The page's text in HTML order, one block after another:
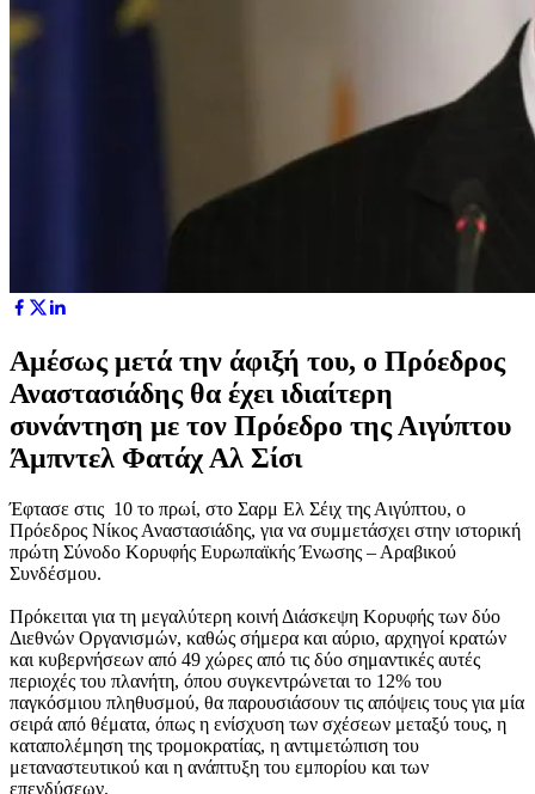
Αμέσως μετά την άφιξή του, ο Πρόεδρος
Αναστασιάδης θα έχει ιδιαίτερη
συνάντηση με τον Πρόεδρο της Αιγύπτου
Άμπντελ Φατάχ Αλ Σίσι
Έφτασε στις 10 το πρωί, στο Σαρμ Ελ Σέιχ της Αιγύπτου, ο
Πρόεδρος Νίκος Αναστασιάδης, για να συμμετάσχει στην ιστορική
πρώτη Σύνοδο Κορυφής Ευρωπαϊκής Ένωσης – Αραβικού
Συνδέσμου.
Πρόκειται για τη μεγαλύτερη κοινή Διάσκεψη Κορυφής των δύο
Διεθνών Οργανισμών, καθώς σήμερα και αύριο, αρχηγοί κρατών
και κυβερνήσεων από 49 χώρες από τις δύο σημαντικές αυτές
περιοχές του πλανήτη, όπου συγκεντρώνεται το 12% του
παγκόσμιου πληθυσμού, θα παρουσιάσουν τις απόψεις τους για μία
σειρά από θέματα, όπως η ενίσχυση των σχέσεων μεταξύ τους, η
καταπολέμηση της τρομοκρατίας, η αντιμετώπιση του
μεταναστευτικού και η ανάπτυξη του εμπορίου και των
επενδύσεων.